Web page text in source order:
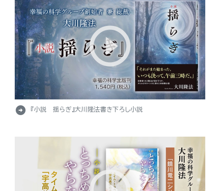
arrow_circle_right 『小説 揺らぎ』大川隆法書き下ろし小説